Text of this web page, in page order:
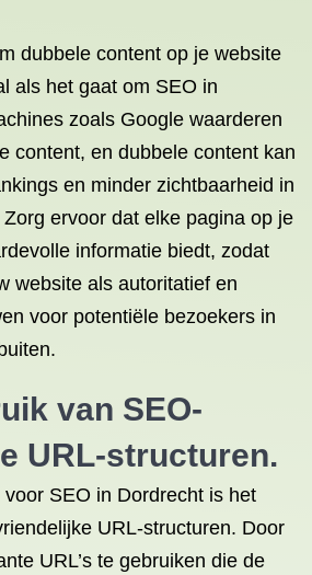
dubbele content op je website
als het gaat om SEO in
zoals Google waarderen
content, en dubbele content kan
en minder zichtbaarheid in
ervoor dat elke pagina op je
informatie biedt, zodat
website als autoritatief en
voor potentiële bezoekers in
van SEO-
URL-structuren.
SEO in Dordrecht is het
URL-structuren. Door
URL’s te gebruiken die de